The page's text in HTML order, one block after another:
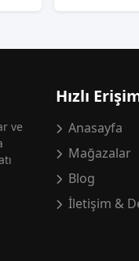
ve
Hızlı
Anasayfa
Mağazalar
Blog
İletişim &